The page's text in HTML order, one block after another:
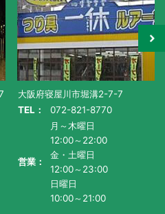
大阪府寝屋川市堀溝2-7-7
TEL：
072-821-8770
営業：
月～木曜日
12:00～22:00
金・土曜日
12:00～23:00
日曜日
10:00～21:00